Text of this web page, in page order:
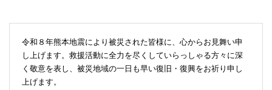
令和８年熊本地震により被災された皆様に、心からお見舞い申
し上げます。救援活動に全力を尽くしていらっしゃる方々に深
く敬意を表し、被災地域の一日も早い復旧・復興をお祈り申し
上げます。